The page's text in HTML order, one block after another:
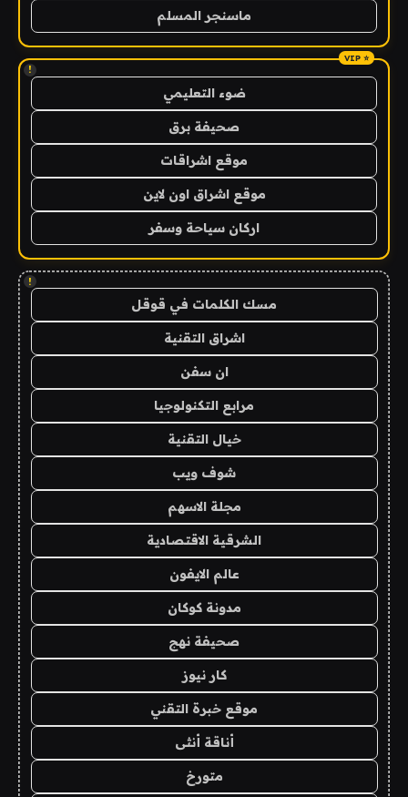
ماسنجر المسلم
!
ضوء التعليمي
صحيفة برق
موقع اشراقات
موقع اشراق اون لاين
اركان سياحة وسفر
!
مسك الكلمات في قوقل
اشراق التقنية
ان سفن
مرابع التكنولوجيا
خيال التقنية
شوف ويب
مجلة الاسهم
الشرقية الاقتصادية
عالم الايفون
مدونة كوكان
صحيفة نهج
كار نيوز
موقع خبرة التقني
أناقة أنثى
متورخ